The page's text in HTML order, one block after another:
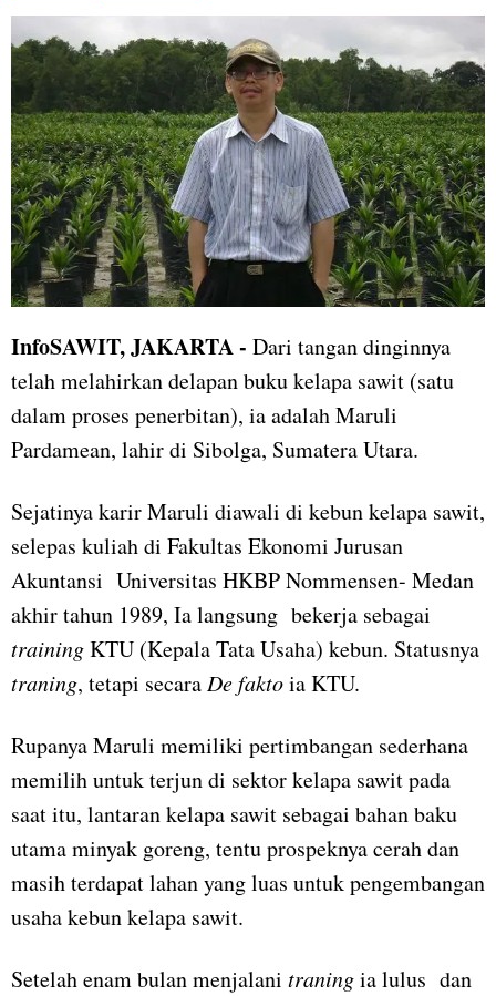
InfoSAWIT, JAKARTA - Dari tangan dinginnya
telah melahirkan delapan buku kelapa sawit (satu
dalam proses penerbitan), ia adalah Maruli
Pardamean, lahir di Sibolga, Sumatera Utara.
Sejatinya karir Maruli diawali di kebun kelapa sawit,
selepas kuliah di Fakultas Ekonomi Jurusan
Akuntansi Universitas HKBP Nommensen- Medan
akhir tahun 1989, Ia langsung bekerja sebagai
trainingKTU (Kepala Tata Usaha) kebun. Statusnya
traning, tetapi secaraDe faktoia KTU.
Rupanya Maruli memiliki pertimbangan sederhana
memilih untuk terjun di sektor kelapa sawit pada
saat itu, lantaran kelapa sawit sebagai bahan baku
utama minyak goreng, tentu prospeknya cerah dan
masih terdapat lahan yang luas untuk pengembangan
usaha kebun kelapa sawit.
Setelah enam bulan menjalani traningia lulus dan